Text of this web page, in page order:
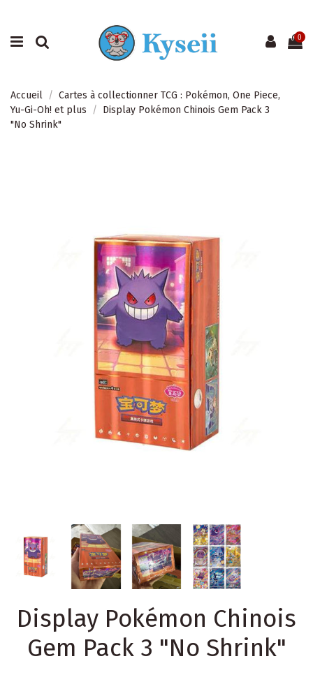
0
Accueil
Cartes à collectionner TCG : Pokémon, One Piece,
Yu-Gi-Oh! et plus
Display Pokémon Chinois Gem Pack 3
"No Shrink"
Display Pokémon Chinois
Gem Pack 3 "No Shrink"